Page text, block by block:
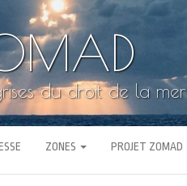
du droit de la mer
ZONES PROJET ZOMAD